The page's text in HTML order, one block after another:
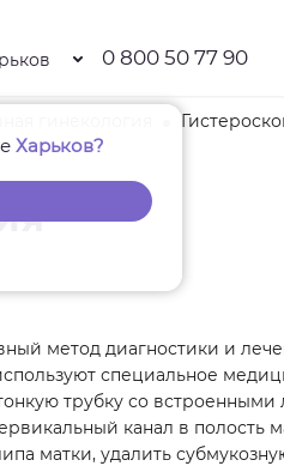
Харьков?
0 800 50 77 90
метод диагностики и
специальное
трубку со
канал в полость
матки, удалить